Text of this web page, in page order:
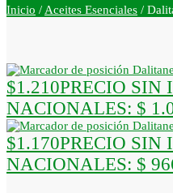
Inicio / Aceites Esenciales /
$1.210PRECIO SIN
NACIONALES: $
$1.170PRECIO SIN
NACIONALES: $